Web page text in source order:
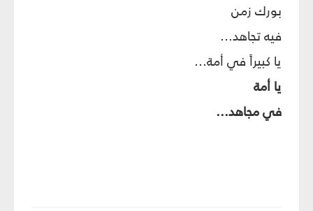
بورك زمن
فيه تجاهد...
يا كبيراً في أمة...
يا أمة
في مجاهد...